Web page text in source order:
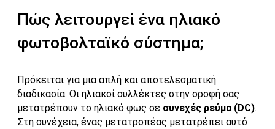
Πώς λειτουργεί ένα ηλιακό
φωτοβολταϊκό σύστημα;
Πρόκειται για μια απλή και αποτελεσματική
διαδικασία. Οι ηλιακοί συλλέκτες στην οροφή σας
μετατρέπουν το ηλιακό φως σε συνεχές ρεύμα (DC).
Στη συνέχεια, ένας μετατροπέας μετατρέπει αυτό